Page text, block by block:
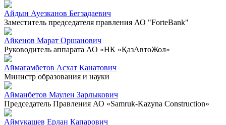
Айдын Ауезканов Бегзадаевич
Заместитель председателя правления АО "ForteBank"
Айкенов Марат Оршанович
Руководитель аппарата АО «НК «ҚазАвтоЖол»
Аймагамбетов Асхат Канатович
Министр образования и науки
Айманбетов Маулен Зарлыкович
Председатель Правления АО «Samruk-Kazyna Construction»
Аймукашев Ерлан Капарович